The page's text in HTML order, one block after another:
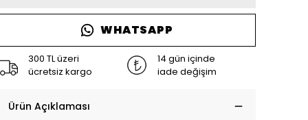
WHATSAPP
300 TL üzeri
ücretsiz kargo
14 gün içinde
iade değişim
Ürün Açıklaması